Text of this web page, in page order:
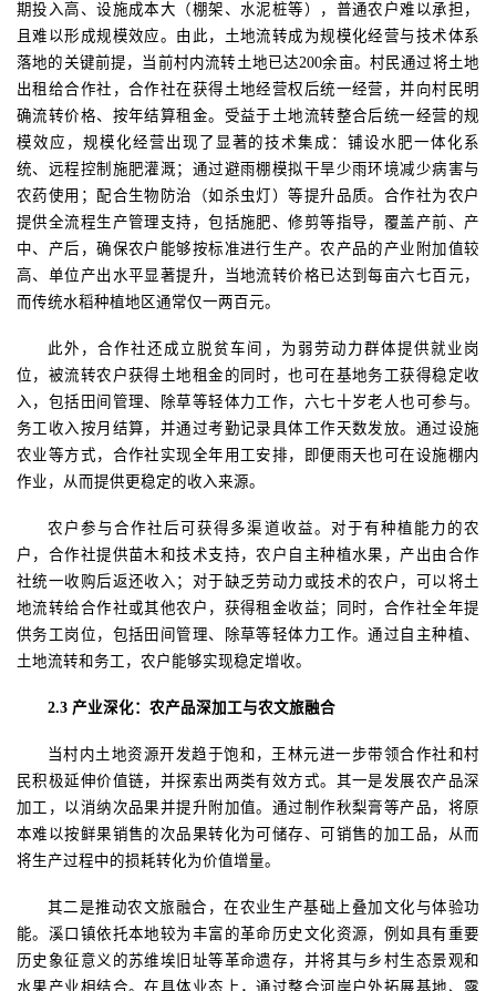
期投入高、设施成本大（棚架、水泥桩等），普通农户难以承担，
且难以形成规模效应。由此，土地流转成为规模化经营与技术体系
落地的关键前提，当前村内流转土地已达200余亩。村民通过将土地
出租给合作社，合作社在获得土地经营权后统一经营，并向村民明
确流转价格、按年结算租金。受益于土地流转整合后统一经营的规
模效应，规模化经营出现了显著的技术集成：铺设水肥一体化系
统、远程控制施肥灌溉；通过避雨棚模拟干旱少雨环境减少病害与
农药使用；配合生物防治（如杀虫灯）等提升品质。合作社为农户
提供全流程生产管理支持，包括施肥、修剪等指导，覆盖产前、产
中、产后 ，确保农户能够按标准进行生产。农产品的产业附加值较
高、单位产出水平显著提升，当地流转价格已达到每亩六七百元，
而传统水稻种植地区通常仅一两百元。
此外，合作社还成立脱贫车间，为弱劳动力群体提供就业岗
位，被流转农户获得土地租金的同时，也可在基地务工获得稳定收
入， 包括田间管理、除草等轻体力工作，六七十岁老人也可参与。
务工收入按月结算，并通过考勤记录具体工作天数发放。通过设施
农业等方式，合作社实现全年用工安排，即便雨天也可在设施棚内
作业，从而提供更稳定的收入来源。
农户参与合作社后可获得多渠道收益。对于有种植能力的农
户，合作社提供苗木和技术支持，农户自主种植水果，产出由合作
社统一收购后返还收入；对于缺乏劳动力或技术的农户，可以将土
地流转给合作社或其他农户，获得租金收益；同时，合作社全年提
供务工岗位，包括田间管理、除草等轻体力工作。通过自主种植、
土地流转和务工，农户能够实现稳定增收。
2.3 产业深化：农产品深加工与农文旅融合
当村内土地资源开发趋于饱和，王林元进一步带领合作社和村
民积极延伸价值链，并探索出两类有效方式。其一是发展农产品深
加工，以消纳次品果并提升附加值。通过制作秋梨膏等产品，将原
本难以按鲜果销售的次品果转化为可储存、可销售的加工品，从而
将生产过程中的损耗转化为价值增量。
其二是推动农文旅融合，在农业生产基础上叠加文化与体验功
能。溪口镇依托本地较为丰富的革命历史文化资源，例如具有重要
历史象征意义的苏维埃旧址等革命遗存，并将其与乡村生态景观和
水果产业相结合。在具体业态上，通过整合河岸户外拓展基地、露